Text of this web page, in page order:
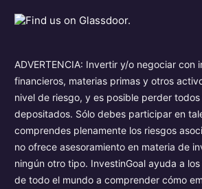
ADVERTENCIA: Invertir y/o negociar con
financieros, materias primas y otros
nivel de riesgo, y es posible perder
depositados. Sólo debes participar en
comprendes plenamente los riesgos
no ofrece asesoramiento en materia de
ningún otro tipo. InvestinGoal ayuda a
de todo el mundo a comprender cómo